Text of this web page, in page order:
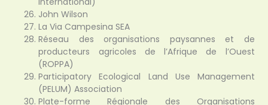
John Wilson
La Via Campesina SEA
Réseau des organisations paysannes et de
producteurs agricoles de l’Afrique de l’Ouest
(ROPPA)
Participatory Ecological Land Use Management
(PELUM) Association
Plate-forme Régionale des Organisations